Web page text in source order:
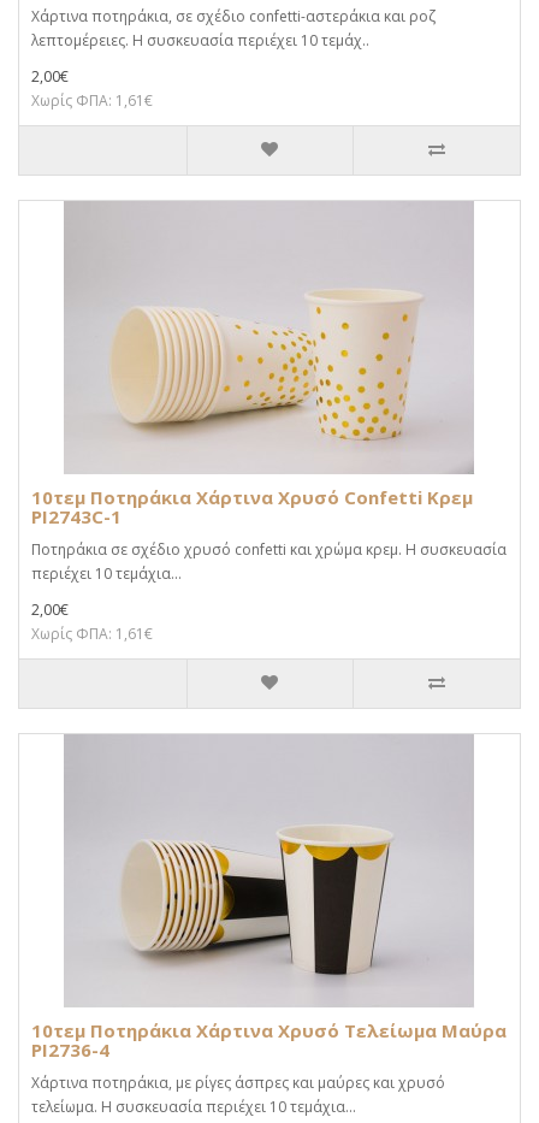
Χάρτινα ποτηράκια, σε σχέδιο confetti-αστεράκια και ροζ
λεπτομέρειες. Η συσκευασία περιέχει 10 τεμάχ..
2,00€
Χωρίς ΦΠΑ: 1,61€
10τεμ Ποτηράκια Χάρτινα Χρυσό Confetti Κρεμ
PI2743C-1
Ποτηράκια σε σχέδιο χρυσό confetti και χρώμα κρεμ. Η συσκευασία
περιέχει 10 τεμάχια...
2,00€
Χωρίς ΦΠΑ: 1,61€
10τεμ Ποτηράκια Χάρτινα Χρυσό Τελείωμα Μαύρα
PI2736-4
Χάρτινα ποτηράκια, με ρίγες άσπρες και μαύρες και χρυσό
τελείωμα. Η συσκευασία περιέχει 10 τεμάχια...